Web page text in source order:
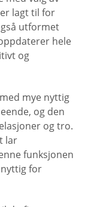
lagt til for
utformet
hele
og
mye nyttig
og den
og tro.
lar
funksjonen
for